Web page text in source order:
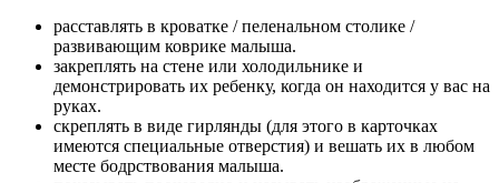
расставлять в кроватке / пеленальном столике /
развивающим коврике малыша.
закреплять на стене или холодильнике и
демонстрировать их ребенку, когда он находится у вас на
руках.
скреплять в виде гирлянды (для этого в карточках
имеются специальные отверстия) и вешать их в любом
месте бодрствования малыша.